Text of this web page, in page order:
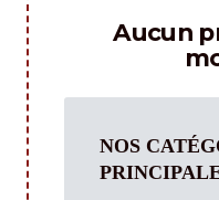
Aucun
NOS